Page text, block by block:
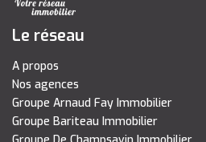
Le réseau
A propos
Nos agences
Groupe Arnaud Fay Immobilier
Groupe Bariteau Immobilier